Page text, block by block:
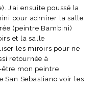
J’ai ensuite poussé la
pour admirer la salle
(peintre Bambini)
et la salle
les miroirs pour ne
retournée à
être mon peintre
San Sebastiano voir les